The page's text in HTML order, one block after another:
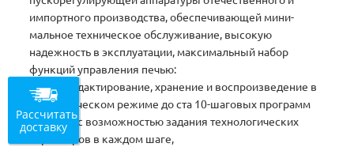
импортного производства, обеспечивающей мини-
мальное техническое обслуживание, высокую
надежность в эксплуатации, максимальный набор
функций управления печью:
- ввод, редактирование, хранение и воспроизведение в
автоматическом режиме до ста 10-шаговых программ
выпечки с возможностью задания технологических
параметров в каждом шаге,
Рассчитать
доставку